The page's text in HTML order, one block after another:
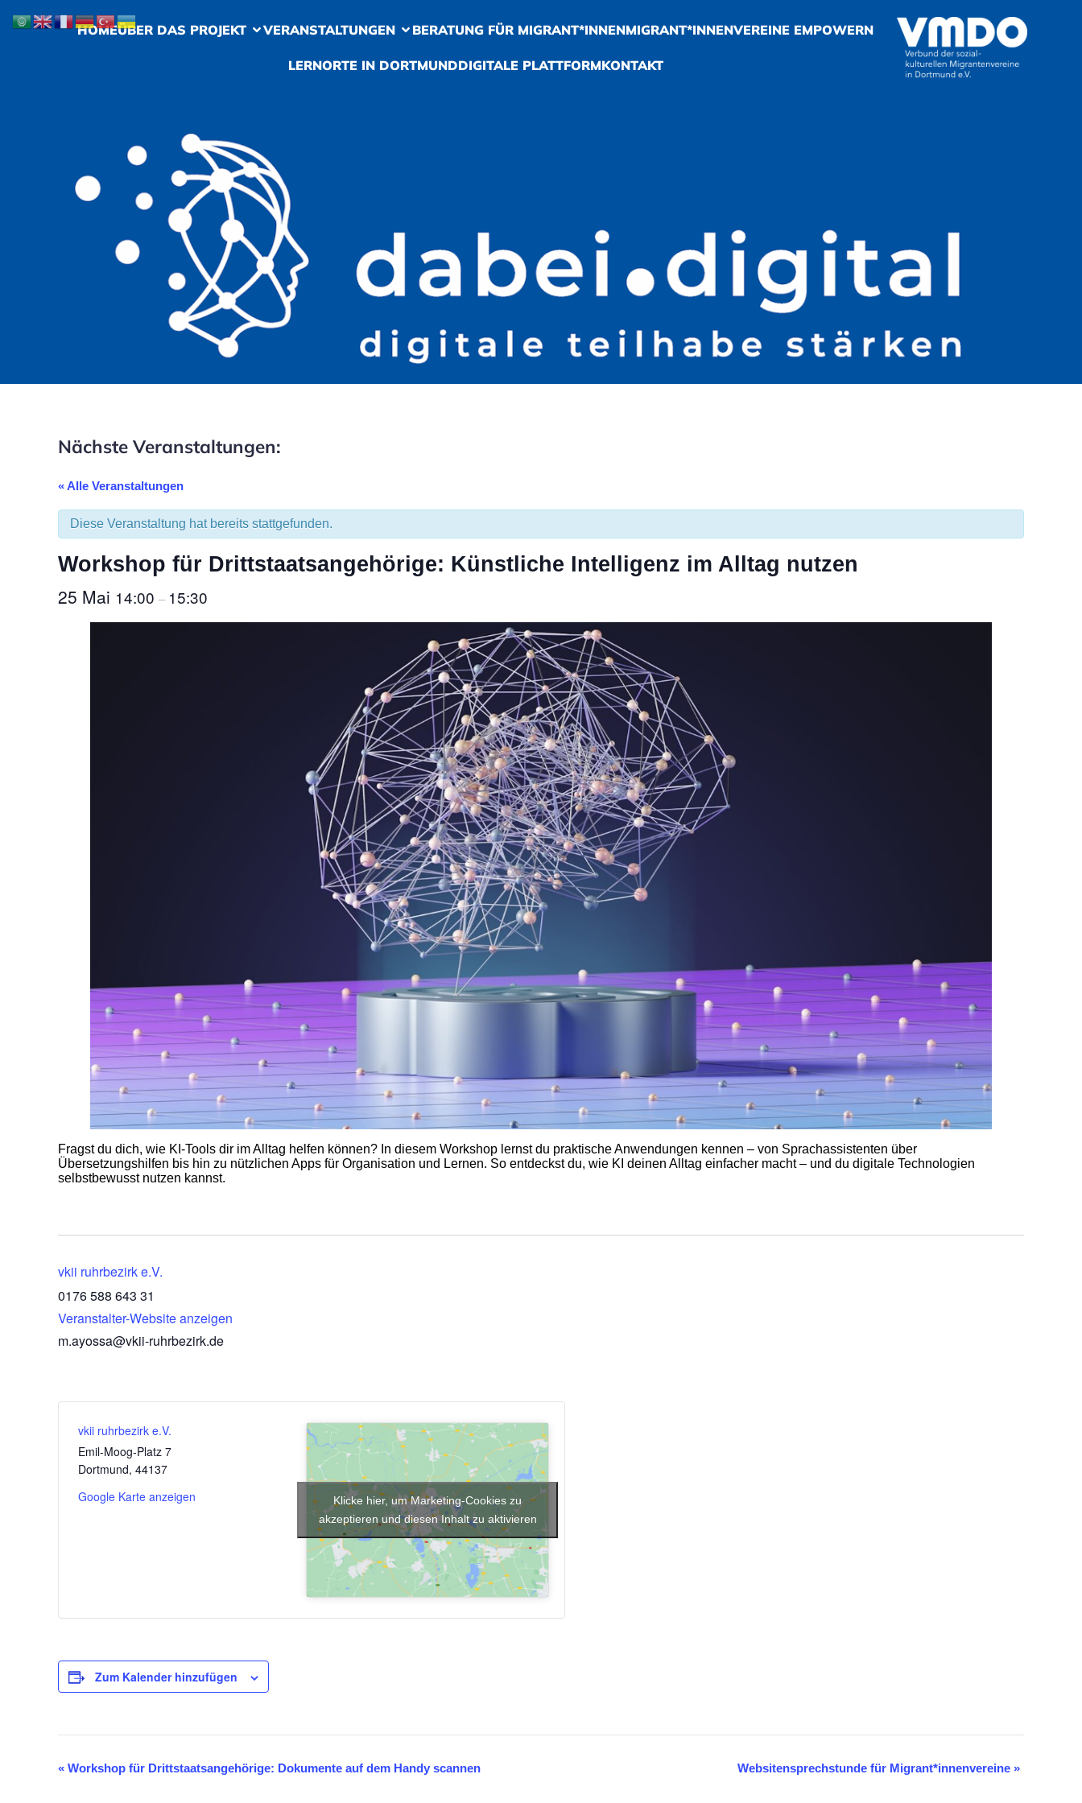
HOMEÜBER DAS PROJEKT VERANSTALTUNGEN BERATUNG FÜR MIGRANT*INNENMIGRANT*INNENVEREINE EMPOWERN
LERNORTE IN DORTMUNDDIGITALE PLATTFORMKONTAKT
Nächste Veranstaltungen:
« Alle Veranstaltungen
Diese Veranstaltung hat bereits stattgefunden.
Workshop für Drittstaatsangehörige: Künstliche Intelligenz im Alltag nutzen
25 Mai 14:00 – 15:30
Fragst du dich, wie KI-Tools dir im Alltag helfen können? In diesem Workshop lernst du praktische Anwendungen kennen – von Sprachassistenten über
Übersetzungshilfen bis hin zu nützlichen Apps für Organisation und Lernen. So entdeckst du, wie KI deinen Alltag einfacher macht – und du digitale Technologien
selbstbewusst nutzen kannst.
vkii ruhrbezirk e.V.
0176 588 643 31
Veranstalter-Website anzeigen
m.ayossa@vkii-ruhrbezirk.de
vkii ruhrbezirk e.V.
Emil-Moog-Platz 7
Dortmund, 44137
Google Karte anzeigen
Klicke hier, um Marketing-Cookies zu
akzeptieren und diesen Inhalt zu aktivieren
Zum Kalender hinzufügen
V
« Workshop für Drittstaatsangehörige: Dokumente auf dem Handy scannen Websitensprechstunde für Migrant*innenvereine »